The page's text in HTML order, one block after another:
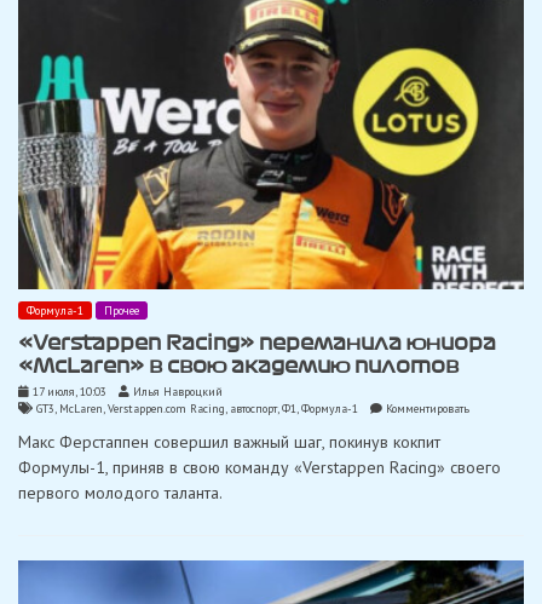
Формула-1 Прочее
«Verstappen Racing» переманила юниора
«McLaren» в свою академию пилотов
17 июля, 10:03
Илья Навроцкий
GT3, McLaren,Verstappen.com Racing, автоспорт,Ф1,Формула-1 Комментироватьon
юниора
пилотов
Макс Ферстаппен совершил важный шаг, покинув кокпит
Формулы-1, приняв в свою команду «Verstappen Racing» своего
первого молодого таланта.